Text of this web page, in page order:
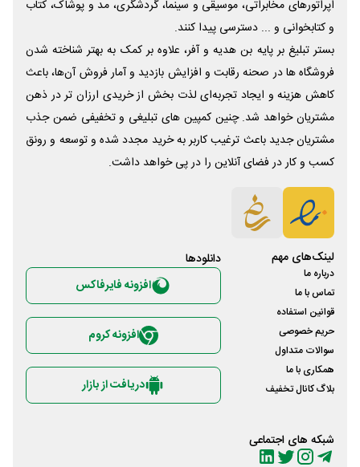
اپراتورهای مخابراتی، موسیقی و سینما، گردشگری، مد و پوشاک، کتاب
و کتابخوانی و ... دسترسی پیدا کنند.
بستر تبلیغ بر پایه بن هدیه و آفر، علاوه بر کمک به بهتر شناخته شدن
فروشگاه ها در صحنه رقابت و افزایش بازدید و آمار فروش آن‌ها، باعث
کاهش هزینه و ایجاد تجربه‌ای لذت بخش از خریدی ارزان تر در ذهن
مشتریان خواهد شد. چنین کمپین های تبلیغی و تخفیفی ضمن جذب
مشتریان جدید باعث ترغیب کاربر به خرید مجدد شده و توسعه و رونق
کسب و کار در فضای آنلاین را در پی خواهد داشت.
لینک‌های مهم
درباره ما
تماس با ما
قوانین استفاده
حریم خصوصی
سوالات متداول
همکاری با ما
بلاگ کانال تخفیف
شبکه های اجتماعی
دانلود‌ها
افزونه فایرفاکس
افزونه کروم
دریافت از بازار